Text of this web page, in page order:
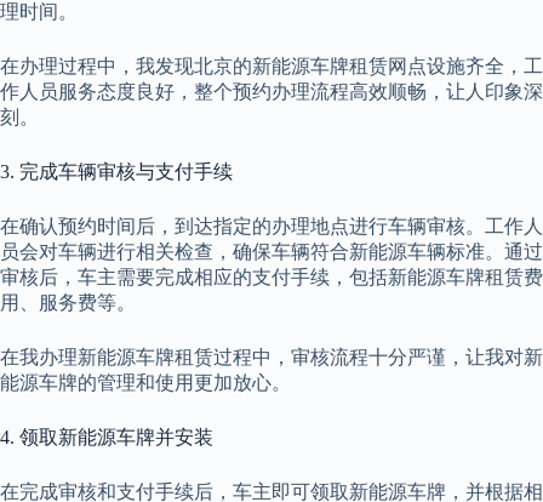
理时间。
在办理过程中，我发现北京的新能源车牌租赁网点设施齐全，工
作人员服务态度良好，整个预约办理流程高效顺畅，让人印象深
刻。
3. 完成车辆审核与支付手续
在确认预约时间后，到达指定的办理地点进行车辆审核。工作人
员会对车辆进行相关检查，确保车辆符合新能源车辆标准。通过
审核后，车主需要完成相应的支付手续，包括新能源车牌租赁费
用、服务费等。
在我办理新能源车牌租赁过程中，审核流程十分严谨，让我对新
能源车牌的管理和使用更加放心。
4. 领取新能源车牌并安装
在完成审核和支付手续后，车主即可领取新能源车牌，并根据相